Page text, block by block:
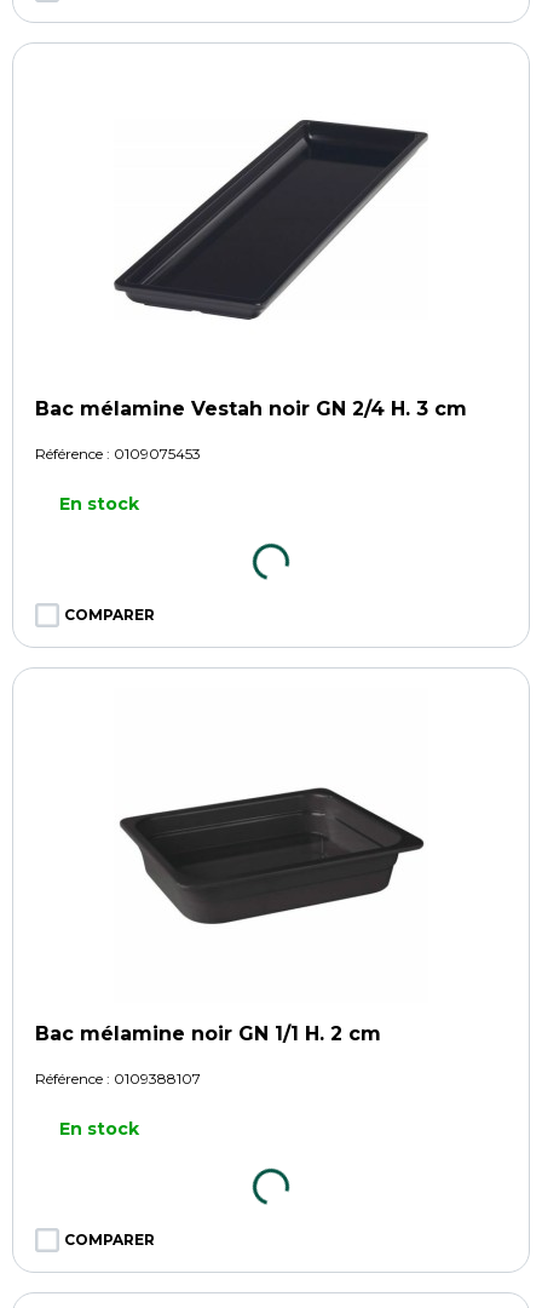
Bac mélamine Vestah noir GN 2/4 H. 3 cm
Référence : 0109075453
En stock
COMPARER
Bac mélamine noir GN 1/1 H. 2 cm
Référence : 0109388107
En stock
COMPARER